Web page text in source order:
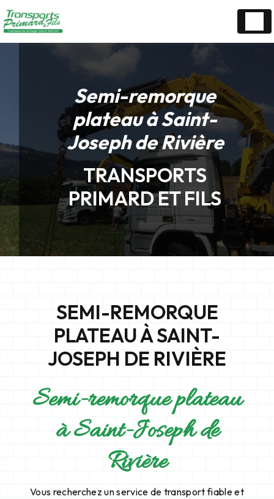
Semi-remorque
plateau à Saint-
Joseph de Rivière
TRANSPORTS
PRIMARD ET FILS
SEMI-REMORQUE
PLATEAU À SAINT-
JOSEPH DE RIVIÈRE
Semi-remorque plateau
à Saint-Joseph de
Rivière
Vous recherchez un service de transport fiable et